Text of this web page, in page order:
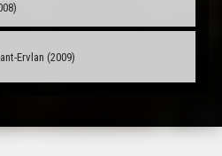
Ervlan (2009)